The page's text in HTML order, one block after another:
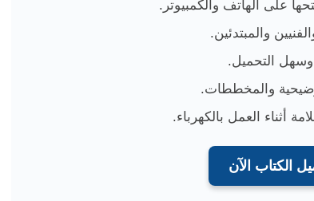
على الهاتف والكمبيوتر.
والمبتدئين.
والمخططات.
أثناء العمل بالكهرباء.
الكتاب الآن